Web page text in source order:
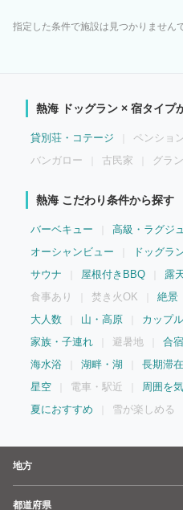
指定した条件で施設は見つかりません
熱海 ドッグラン × 宿タイプ
貸別荘・コテージ ペンショ
バンガロー
古民家 グラ
熱海 こだわり条件から探す
バーベキュー 高級・ラグジ
オーシャンビュー
ドッグラ
サウナ
屋根付きBBQ 露
食事あり
焚き火OK 絶景
大人数
山・高原 カップル
家族・子連れ
避暑地 合
海水浴
湖畔・湖 長期滞
星空
電車・駅近
周囲を
夏におすすめ
雪が楽しめる
地方
都道府県